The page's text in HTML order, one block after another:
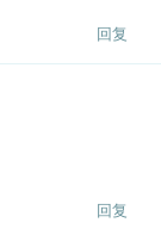
回复
回复